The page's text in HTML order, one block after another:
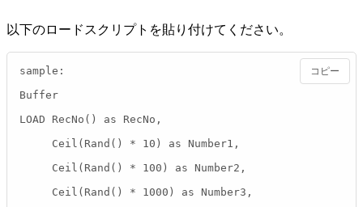
以下のロードスクリプトを貼り付けてください。
sample:
Buffer
LOAD RecNo() as RecNo,
     Ceil(Rand() * 10) as Number1,
     Ceil(Rand() * 100) as Number2,
     Ceil(Rand() * 1000) as Number3,
コピー